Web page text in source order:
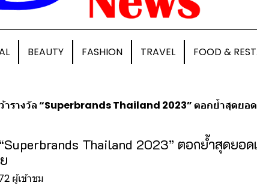
BEAUTY FASHION TRAVEL FOOD &
ว้ารางวัล “Superbrands Thailand 2023” ตอกย้ำสุดยอ
Thailand 2023” ตอกย้ำสุดยอ
ผู้เข้าชม